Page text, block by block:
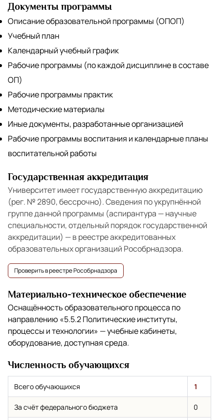
Документы программы
Описание образовательной программы (ОПОП)
Учебный план
Календарный учебный график
Рабочие программы (по каждой дисциплине в составе
ОП)
Рабочие программы практик
Методические материалы
Иные документы, разработанные организацией
Рабочие программы воспитания и календарные планы
воспитательной работы
Государственная аккредитация
Университет имеет государственную аккредитацию
(рег. № 2890, бессрочно). Сведения по укрупнённой
группе данной программы (аспирантура — научные
специальности, отдельный порядок государственной
аккредитации) — в реестре аккредитованных
образовательных организаций Рособрнадзора.
Проверить в реестре Рособрнадзора
Материально-техническое обеспечение
Оснащённость образовательного процесса по
направлению «5.5.2 Политические институты,
процессы и технологии» — учебные кабинеты,
оборудование, доступная среда.
Численность обучающихся
Всего обучающихся 1
За счёт федерального бюджета 0